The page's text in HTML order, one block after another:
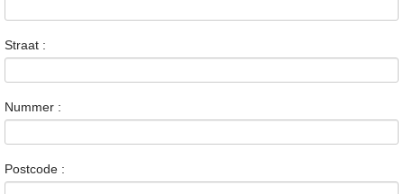
Straat :
Nummer :
Postcode :